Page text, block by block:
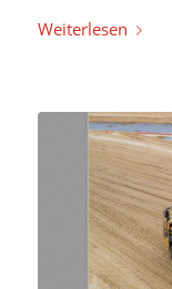
Weiterlesen